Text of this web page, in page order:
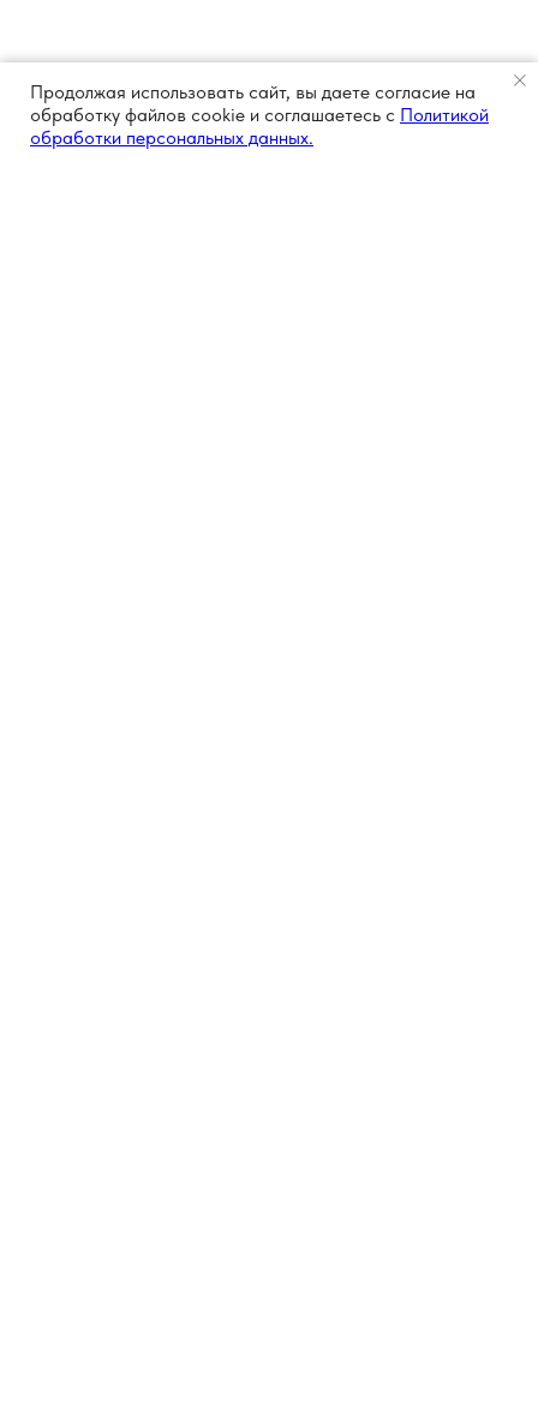
Продолжая использовать сайт, вы даете согласие на
обработку файлов cookie и соглашаетесь с Политикой
обработки персональных данных.